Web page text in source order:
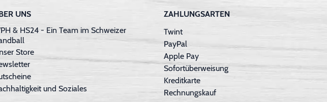
UNS
& HS24 - Ein Team im Schweizer
Store
und Soziales
ZAHLUNGSARTEN
Twint
PayPal
Apple Pay
Sofortüberweisung
Kreditkarte
Rechnungskauf